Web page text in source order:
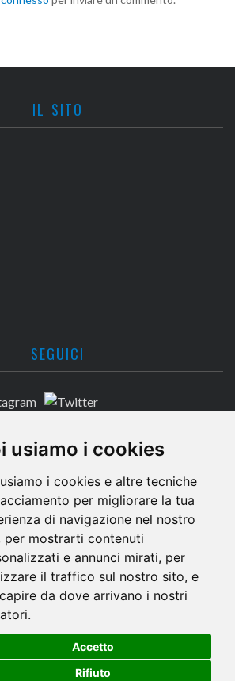
usiamo i cookies
i cookies e altre tecniche
per migliorare la tua
di navigazione nel nostro
per mostrarti contenuti
e annunci mirati, per
il traffico sul nostro sito, e
da dove arrivano i nostri
Accetto
Rifiuto
IL SITO
SEGUICI
CONTATTACI